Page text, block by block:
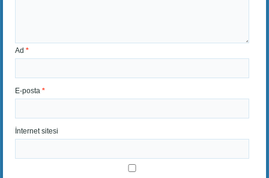
Ad*
E-posta*
İnternet sitesi